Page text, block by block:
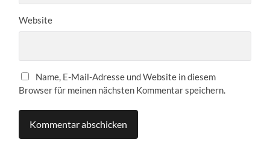
Website
Name, E-Mail-Adresse und Website in diesem
Browser für meinen nächsten Kommentar speichern.